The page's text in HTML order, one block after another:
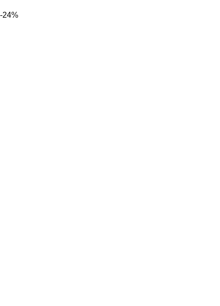
-24%